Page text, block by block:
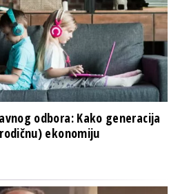
odbora: Kako generacija
ekonomiju